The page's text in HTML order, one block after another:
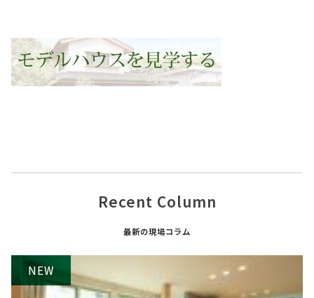
Recent Column
最新の現場コラム